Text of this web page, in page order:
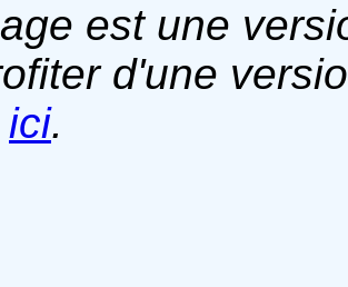
est une
d'une
ici.